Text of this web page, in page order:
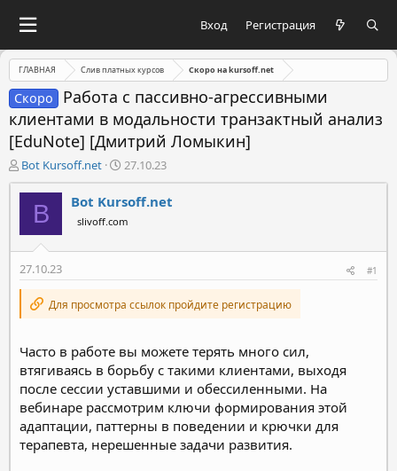
Вход Регистрация
ГЛАВНАЯ Слив платных курсов Скоро на kursoff.net
Скоро
Работа с пассивно-агрессивными
клиентами в модальности транзактный анализ
[EduNote] [Дмитрий Ломыкин]
А
в
т
м
ы
Bot Kursoff.net
Д
а
т
а
н
а
а
27.10.23
B Bot Kursoff.net
slivoff.com
27.10.23 #1
Для просмотра ссылок пройдите регистрацию
Часто в работе вы можете терять много сил,
втягиваясь в борьбу с такими клиентами, выходя
после сессии уставшими и обессиленными. На
вебинаре рассмотрим ключи формирования этой
адаптации, паттерны в поведении и крючки для
терапевта, нерешенные задачи развития.